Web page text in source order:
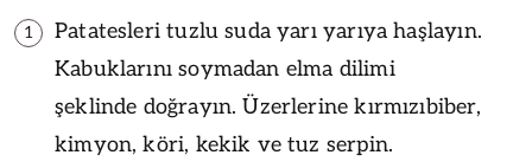
1
Patatesleri tuzlu suda yarı yarıya haşlayın.
Kabuklarını soymadan elma dilimi
şeklinde doğrayın. Üzerlerine kırmızıbiber,
kimyon, köri, kekik ve tuz serpin.